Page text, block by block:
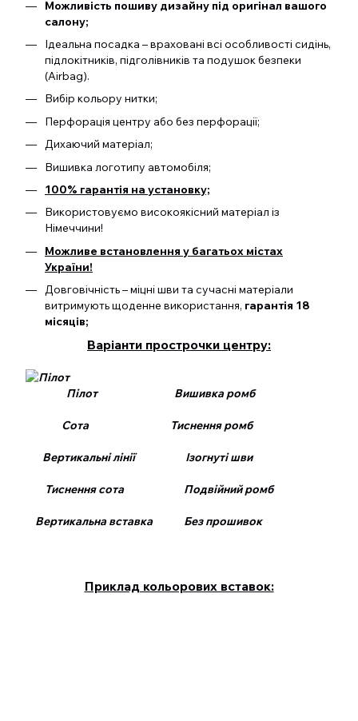
Можливість пошиву дизайну під оригінал вашого
салону;
Ідеальна посадка – враховані всі особливості сидінь,
підлокітників, підголівників та подушок безпеки
(Airbag).
Вибір кольору нитки;
Перфорація центру або без перфорації;
Дихаючий матеріал;
Вишивка логотипу автомобіля;
100% гарантія на установку;
Використовуємо високоякісний матеріал із
Німеччини!
Можливе встановлення у багатьох містах
України!
Довговічність – міцні шви та сучасні матеріали
витримують щоденне використання, гарантія 18
місяців;
Варіанти прострочки центру:
Пілот Вишивка ромб
Сота Тиснення ромб
Вертикальні лінії Ізогнуті шви
Тиснення сота Подвійний ромб
Вертикальна вставка Без прошивок
Приклад кольорових вставок: